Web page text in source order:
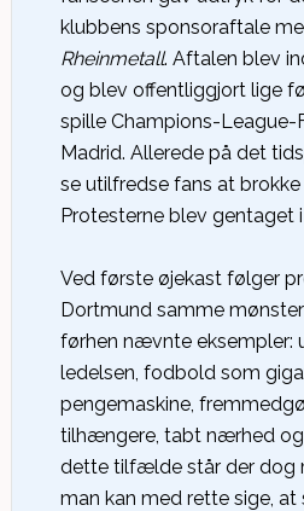
klubbens sponsoraftale
Rheinmetall. Aftalen blev
og blev offentliggjort lige
spille Champions-League-
Madrid. Allerede på det
se utilfredse fans at
Protesterne blev gentaget
Ved første øjekast følger
Dortmund samme
førhen nævnte eksempler:
ledelsen, fodbold som
pengemaskine,
tilhængere, tabt nærhed og
dette tilfælde står der dog
man kan med rette sige,